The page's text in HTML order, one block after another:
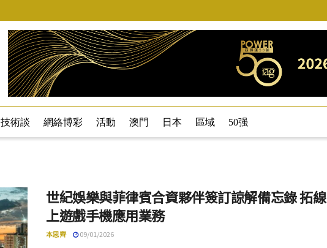
技術談 網絡博彩 活動 澳門 日本 區域 50强
世紀娛樂與菲律賓合資夥伴簽訂諒解備忘錄 拓線
上遊戲手機應用業務
本思齊 09/01/2026